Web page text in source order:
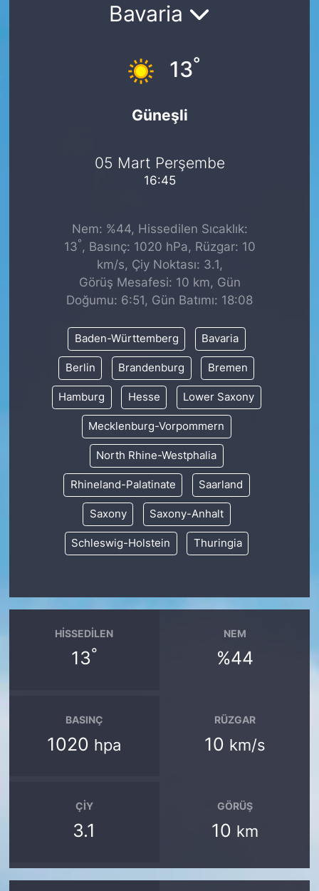
Bavaria
13°
Güneşli
05 Mart Perşembe
16:45
Nem: %44, Hissedilen Sıcaklık:
13° , Basınç: 1020 hPa, Rüzgar: 10
km/s, Çiy Noktası: 3.1,
Görüş Mesafesi: 10 km, Gün
Doğumu: 6:51, Gün Batımı: 18:08
Baden-Württemberg Bavaria
Berlin Brandenburg Bremen
Hamburg Hesse Lower Saxony
Mecklenburg-Vorpommern
North Rhine-Westphalia
Rhineland-Palatinate Saarland
Saxony Saxony-Anhalt
Schleswig-Holstein Thuringia
HISSEDILEN
13°
NEM
%44
BASINÇ
1020 hpa
RÜZGAR
10 km/s
ÇIY
3.1
GÖRÜŞ
10 km